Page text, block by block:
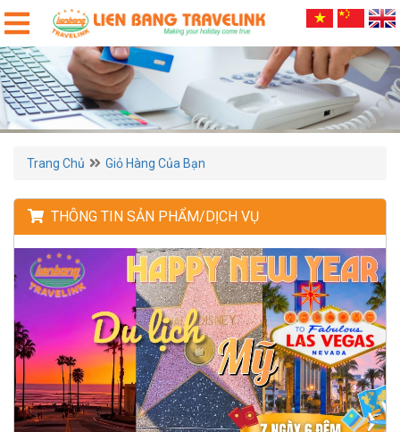
Trang Chủ Giỏ Hàng Của Bạn
THÔNG TIN SẢN PHẨM/DỊCH VỤ